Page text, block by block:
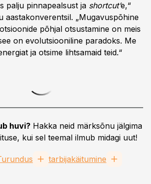
palju pinnapealsust ja shortcut’e,“
aastakonverentsil. „Mugavuspõhine
põhjal otsustamine on meis
on evolutsiooniline paradoks. Me
ja otsime lihtsamaid teid.“
huvi? Hakka neid märksõnu jälgima
kui sel teemal ilmub midagi uut!
tarbijakäitumine